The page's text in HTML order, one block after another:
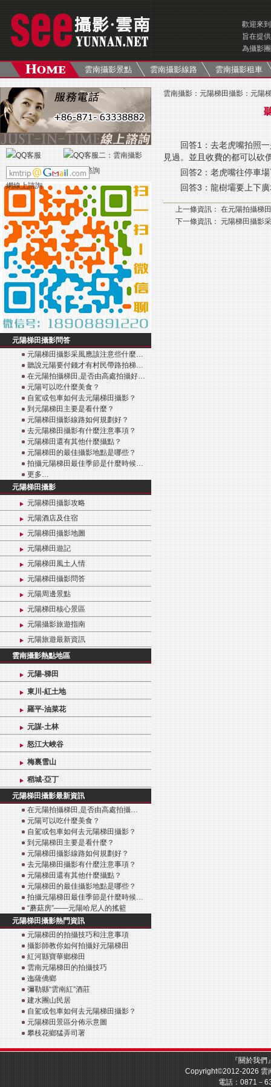
歡迎來
旨在提供
為攝影
雲南攝影景點 雲南攝影線路 雲南攝影租車
元陽梯田攝影問答
元陽梯田攝影采風應該注意些什麼…
聽說元陽要付錢才有村民帶路拍梯…
在元陽拍攝梯田,是否由高處拍攝好…
元陽可以吃什麼美食？
自駕或包車如何去元陽梯田攝影？
到元陽梯田主要是看什麼？
元陽梯田攝影線路如何規劃好？
去元陽梯田攝影有什麼注意事項？
元陽梯田還有其他什麼攝點？
元陽梯田的最佳攝影地點是哪些？
拍攝元陽梯田最佳季節是什麼時候…
更多…
元陽梯田攝影
元陽梯田攝影攻略
元陽酒店及住宿
元陽梯田攝影地圖
元陽梯田遊記
元陽梯田風土人情
元陽梯田攝影問答
元陽周邊景點
元陽梯田核心景區
元陽攝影旅遊指南
元陽旅遊最新資訊
雲南攝影熱點地區
元陽-梯田
東川-紅土地
羅平-油菜花
元謀-土林
怒江大峽谷
梅裏雪山
稻城-亞丁
元陽梯田攝影最新資訊
在元陽拍攝梯田,是否由高處拍攝…
元陽可以吃什麼美食？
自駕或包車如何去元陽梯田攝影？
到元陽梯田主要是看什麼？
元陽梯田攝影線路如何規劃好？
去元陽梯田攝影有什麼注意事項？
元陽梯田還有其他什麼攝點？
元陽梯田的最佳攝影地點是哪些？
拍攝元陽梯田最佳季節是什麼時候…
“蘑菇房”——元陽哈尼人的搖籃
元陽梯田攝影熱門資訊
元陽梯田的拍攝技巧和注意事項
攝影師教你如何拍攝好元陽梯田
紅河縣寶華鄉梯田
雲南元陽梯田的拍攝技巧
迤薩僑鄉
彌勒縣“雲南紅”酒莊
建水團山民居
自駕或包車如何去元陽梯田攝影？
元陽梯田景區分佈示意圖
攀枝花鄉猛弄司署
雲南攝影 ： 元陽梯田攝影 ： 元陽
回答1：去老虎嘴拍照
見過。並且收費的都可以砍
回答2：老虎嘴往停車
回答3：龍樹壩要上下
上一條資訊： 在元陽拍攝梯
下一條資訊： 元陽梯田攝影
『關於我們
Copyright©2012-2026雲
電話：0871－